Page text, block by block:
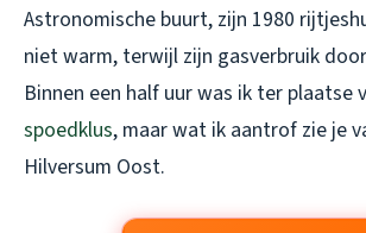
Astronomische buurt, zijn 1980
niet warm, terwijl zijn gasverbruik
Binnen een half uur was ik ter plaatse
spoedklus, maar wat ik aantrof zie je
Hilversum Oost.